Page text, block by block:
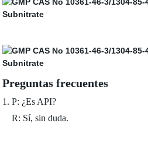
Preguntas frecuentes
1. P: ¿Es API?
R: Sí, sin duda.